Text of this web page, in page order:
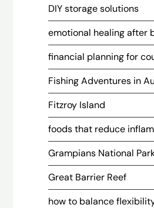
DIY storage solutions
emotional healing after
financial planning for
Fishing Adventures in
Fitzroy Island
foods that reduce
Grampians National
Great Barrier Reef
how to balance